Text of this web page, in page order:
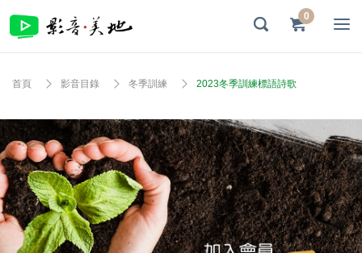
0
首頁 影音目錄 冬季訓練 2023冬季訓練標語詩歌